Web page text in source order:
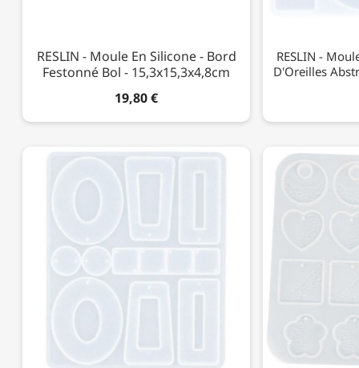
RESLIN - Moule En Silicone - Bord
Festonné Bol - 15,3x15,3x4,8cm
19,80 €
RESLIN -
D'Oreilles